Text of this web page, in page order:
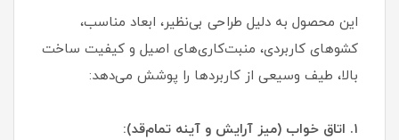
این محصول به دلیل طراحی بی‌نظیر، ابعاد مناسب،
کشوهای کاربردی، منبت‌کاری‌های اصیل و کیفیت ساخت
بالا، طیف وسیعی از کاربردها را پوشش می‌دهد:
۱. اتاق خواب (میز آرایش و آینه تمام‌قد):